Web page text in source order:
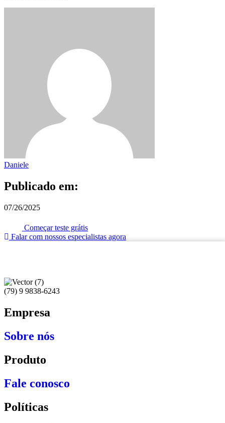
Daniele
Publicado em:
07/26/2025
Começar teste grátis
Falar com nossos especialistas agora
(79) 9 9838-6243
Empresa
Sobre nós
Produto
Fale conosco
Políticas